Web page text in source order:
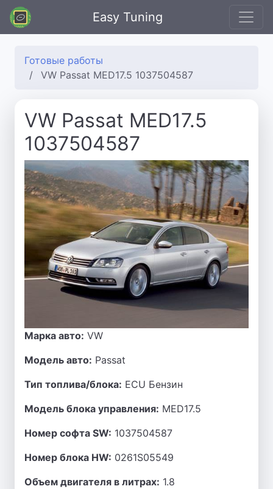
Easy Tuning
Готовые работы
VW Passat MED17.5 1037504587
VW Passat MED17.5
1037504587
Марка авто: VW
Модель авто: Passat
Тип топлива/блока: ECU Бензин
Модель блока управления: MED17.5
Номер софта SW: 1037504587
Номер блока HW: 0261S05549
Объем двигателя в литрах: 1.8